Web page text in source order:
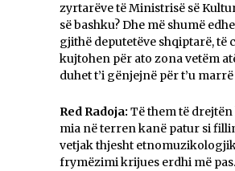
zyrtarëve të Ministrisë së
së bashku? Dhe më shumë
gjithë deputetëve shqiptarë, të
kujtohen për ato zona vetëm
duhet t’i gënjejnë për t’u
Red Radoja: Të them të
mia në terren kanë patur si
vetjak thjesht
frymëzimi krijues erdhi më